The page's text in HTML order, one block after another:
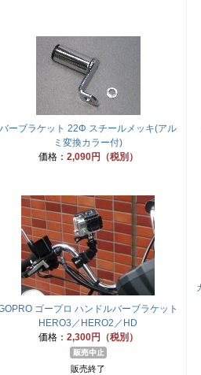
バーブラケット 22Φ スチールメッキ(アル
ミ変換カラー付)
価格： 2,090円（税別）
ゴープロ ハンドルバーブラケット
HERO3／HERO2／HD
価格： 2,300円（税別）
販売終了